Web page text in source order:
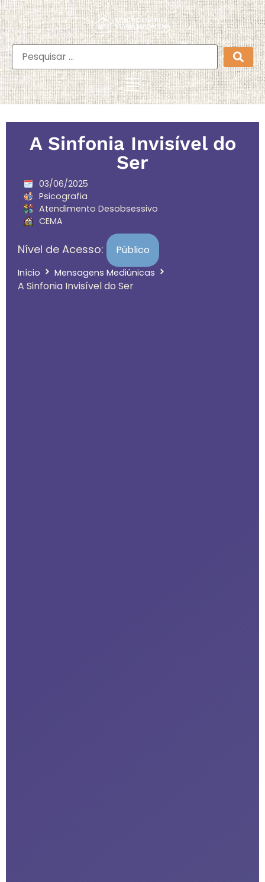
A Sinfonia Invisível do
Ser
03/06/2025
Psicografia
Atendimento Desobsessivo
CEMA
Nível de Acesso: Público
Início Mensagens Mediúnicas
A Sinfonia Invisível do Ser